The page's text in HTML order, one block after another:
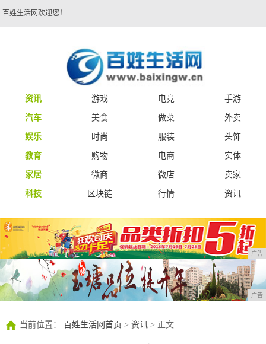
百姓生活网欢迎您！
资讯 游戏 电竞
手游
汽车
美食 做菜
外卖
娱乐
时尚 服装
头饰
教育
购物 电商
实体
家居
微商 微店
卖家
科技
区块链 行情 资讯
广告
广告
当前位置： 百姓生活网首页 > 资讯 > 正文